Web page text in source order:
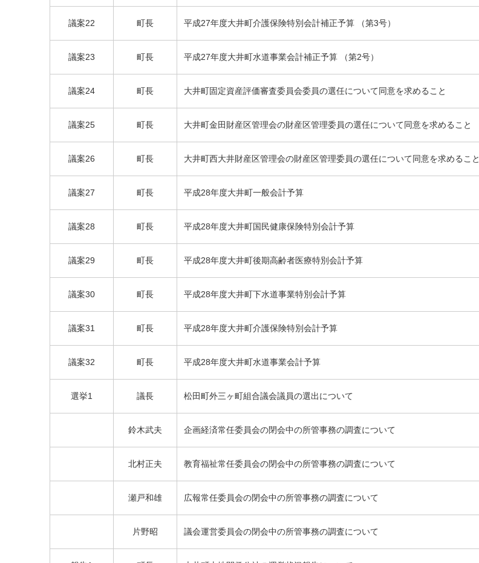
議案22 町長 平成27年度大井町介護保険特別会計補正予算 （第3号）
議案23 町長 平成27年度大井町水道事業会計補正予算 （第2号）
議案24 町長 大井町固定資産評価審査委員会委員の選任について同意を求めること
議案25 町長 大井町金田財産区管理会の財産区管理委員の選任について同意を求めること
議案26 町長 大井町西大井財産区管理会の財産区管理委員の選任について同意を求めること
議案27 町長 平成28年度大井町一般会計予算
議案28 町長 平成28年度大井町国民健康保険特別会計予算
議案29 町長 平成28年度大井町後期高齢者医療特別会計予算
議案30 町長 平成28年度大井町下水道事業特別会計予算
議案31 町長 平成28年度大井町介護保険特別会計予算
議案32 町長 平成28年度大井町水道事業会計予算
選挙1 議長 松田町外三ヶ町組合議会議員の選出について
鈴木武夫 企画経済常任委員会の閉会中の所管事務の調査について
北村正夫 教育福祉常任委員会の閉会中の所管事務の調査について
瀬戸和雄 広報常任委員会の閉会中の所管事務の調査について
片野昭 議会運営委員会の閉会中の所管事務の調査について